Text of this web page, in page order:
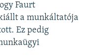
Faurt
a munkáltatója
Ez pedig